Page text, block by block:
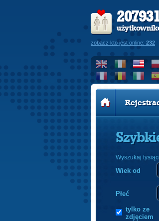
zobacz kto jest online: 232
Wyszukaj
Wiek od
Płeć
tylko ze
zdjęciem